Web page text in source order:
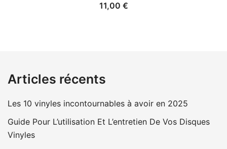
11,00 €
Articles récents
Les 10 vinyles incontournables à avoir en 2025
Guide Pour L’utilisation Et L’entretien De Vos Disques
Vinyles